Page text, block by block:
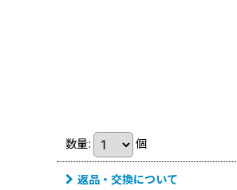
数量: 個
返品・交換について